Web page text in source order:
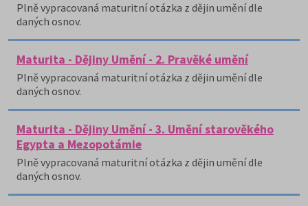
Plně vypracovaná maturitní otázka z dějin umění dle
daných osnov.
Maturita - Dějiny Umění - 2. Pravěké umění
Plně vypracovaná maturitní otázka z dějin umění dle
daných osnov.
Maturita - Dějiny Umění - 3. Umění starověkého
Egypta a Mezopotámie
Plně vypracovaná maturitní otázka z dějin umění dle
daných osnov.